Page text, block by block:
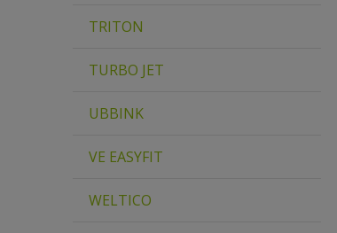
TRITON
TURBO JET
UBBINK
VE EASYFIT
WELTICO